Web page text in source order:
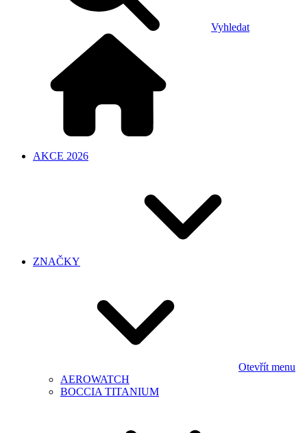
Vyhledat
AKCE 2026
ZNAČKY
Otevřít menu
AEROWATCH
BOCCIA TITANIUM